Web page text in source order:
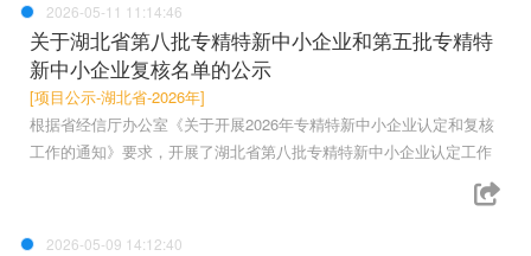
2026-05-11 11:14:46
关于湖北省第八批专精特新中小企业和第五批专精特
新中小企业复核名单的公示
[项目公示-湖北省-2026年]
根据省经信厅办公室《关于开展2026年专精特新中小企业认定和复核
工作的通知》要求，开展了湖北省第八批专精特新中小企业认定工作
2026-05-09 14:12:40